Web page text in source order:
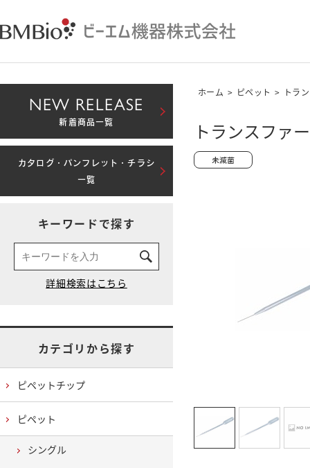
ホーム > ピペット > トラ
トランスファ
NEW RELEASE
新着商品一覧
カタログ・パンフレット・チラシ
一覧
キーワードで探す
カテゴリから探す
ピペットチップ
ピペット
シングル